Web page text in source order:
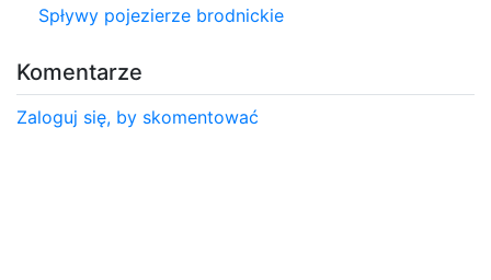
Spływy pojezierze brodnickie
Komentarze
Zaloguj się, by skomentować